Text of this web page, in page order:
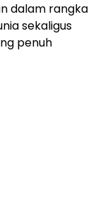
dalam rangka
sekaligus
penuh